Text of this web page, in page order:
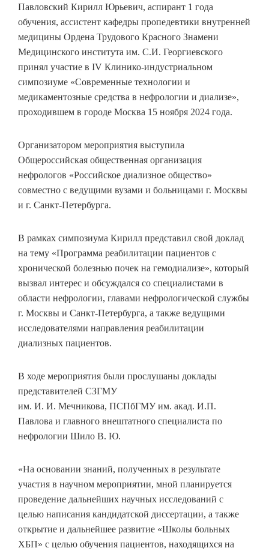
Павловский Кирилл Юрьевич, аспирант 1 года
обучения, ассистент кафедры пропедевтики внутренней
медицины Ордена Трудового Красного Знамени
Медицинского института им. С.И. Георгиевского
принял участие в IV Клинико-индустриальном
симпозиуме «Современные технологии и
медикаментозные средства в нефрологии и диализе»,
проходившем в городе Москва 15 ноября 2024 года.
Организатором мероприятия выступила
Общероссийская общественная организация
нефрологов «Российское диализное общество»
совместно с ведущими вузами и больницами г. Москвы
и г. Санкт-Петербурга.
В рамках симпозиума Кирилл представил свой доклад
на тему «Программа реабилитации пациентов с
хронической болезнью почек на гемодиализе», который
вызвал интерес и обсуждался со специалистами в
области нефрологии, главами нефрологической службы
г. Москвы и Санкт-Петербурга, а также ведущими
исследователями направления реабилитации
диализных пациентов.
В ходе мероприятия были прослушаны доклады
представителей СЗГМУ
им. И. И. Мечникова, ПСПбГМУ им. акад. И.П.
Павлова и главного внештатного специалиста по
нефрологии Шило В. Ю.
«На основании знаний, полученных в результате
участия в научном мероприятии, мной планируется
проведение дальнейших научных исследований с
целью написания кандидатской диссертации, а также
открытие и дальнейшее развитие «Школы больных
ХБП» с целью обучения пациентов, находящихся на